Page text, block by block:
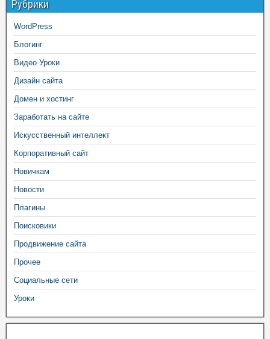
Рубрики
WordPress
Блогинг
Видео Уроки
Дизайн сайта
Домен и хостинг
Заработать на сайте
Искусственный интеллект
Корпоративный сайт
Новичкам
Новости
Плагины
Поисковики
Продвижение сайта
Прочее
Социальные сети
Уроки